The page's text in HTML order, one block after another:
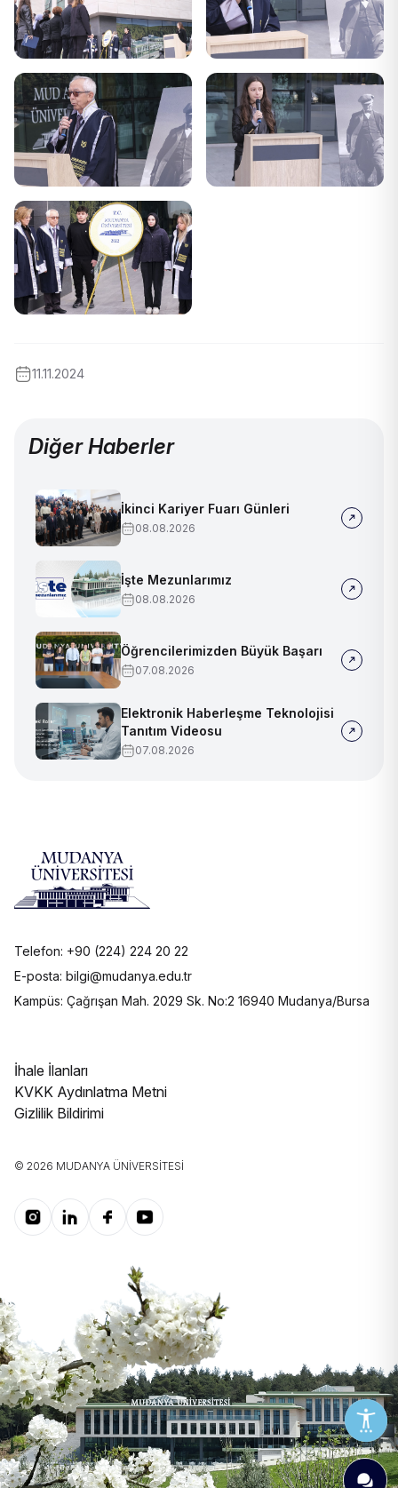
11.11.2024
Diğer Haberler
İkinci Kariyer Fuarı Günleri
08.08.2026
İşte Mezunlarımız
08.08.2026
Öğrencilerimizden Büyük Başarı
07.08.2026
Elektronik Haberleşme Teknolojisi
Tanıtım Videosu
07.08.2026
Telefon: +90 (224) 224 20 22
E-posta: bilgi@mudanya.edu.tr
Kampüs: Çağrışan Mah. 2029 Sk. No:2 16940 Mudanya/Bursa
İhale İlanları
KVKK Aydınlatma Metni
Gizlilik Bildirimi
© 2026 MUDANYA ÜNIVERSITESI